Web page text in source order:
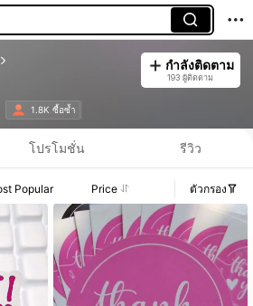
กำลังติดตาม
193 ผู้ติดตาม
1.8K ซื้อซ้ำ
โปรโมชั่น รีวิว
Popular Price ตัวกรอง